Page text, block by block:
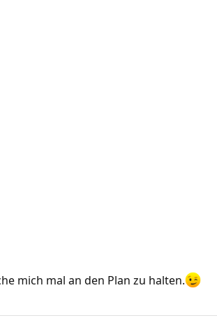
mich mal an den Plan zu halten.